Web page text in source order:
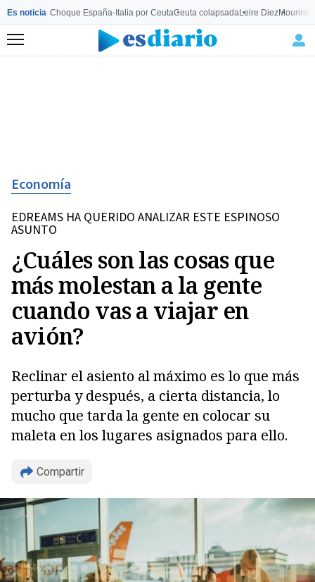
Es noticia Choque España-Italia por CeutaCeuta colapsadaLeire Diez
Menú
Economía
EDREAMS HA QUERIDO ANALIZAR ESTE ESPINOSO
ASUNTO
¿Cuáles son las cosas que
más molestan a la gente
cuando vas a viajar en
avión?
Reclinar el asiento al máximo es lo que más
perturba y después, a cierta distancia, lo
mucho que tarda la gente en colocar su
maleta en los lugares asignados para ello.
Compartir
Copiar